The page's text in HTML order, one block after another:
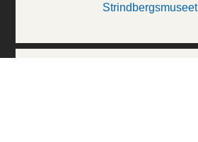
Strindbergsmuseet